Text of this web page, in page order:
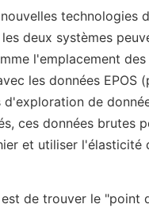
technologies
deux systèmes
l'emplacement
les données EPOS
d'exploration de
ces données brutes
et utiliser l'élasticité
est de trouver le